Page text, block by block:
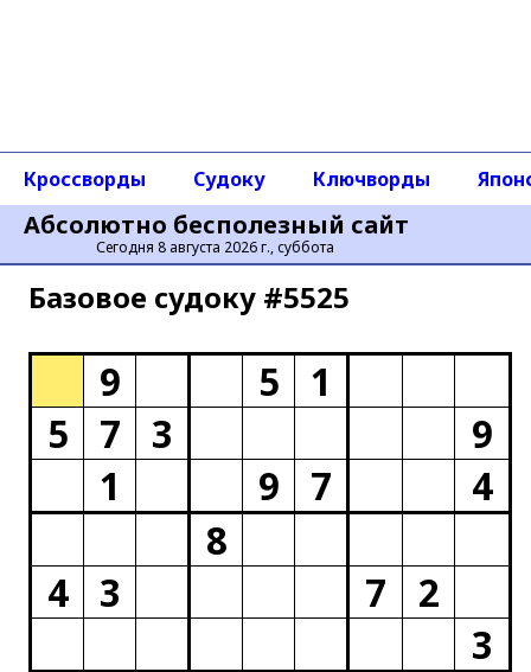
Абсолютно бесполезный сайт
Сегодня 8 августа 2026 г., суббота
Кроссворды Судоку Ключворды
Базовое cудоку #5525
9 5
1
5
7 3
9
1
9 7
4
8
4
3 7
2
3